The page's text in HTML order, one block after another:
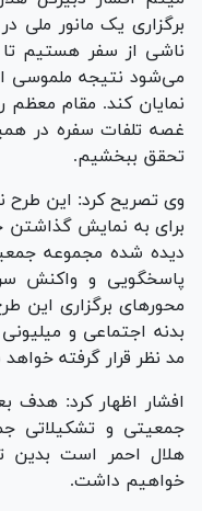
برگزاری یک مانور
ناشی از سفر هستیم
می‌شود نتیجه ملموسی
نمایان کند. مقام معظم
غصه تلفات سفره در
تحقق ببخشیم.
وی تصریح کرد: این طرح
برای به نمایش گذاشتن
دیده شده مجموعه
پاسخگویی و واکنش
محور‌های برگزاری
بدنه اجتماعی و
مد نظر قرار گرفته
افشار اظهار کرد: هدف
جمعیتی و تشکیلاتی
هلال احمر است بدین
خواهیم داشت.